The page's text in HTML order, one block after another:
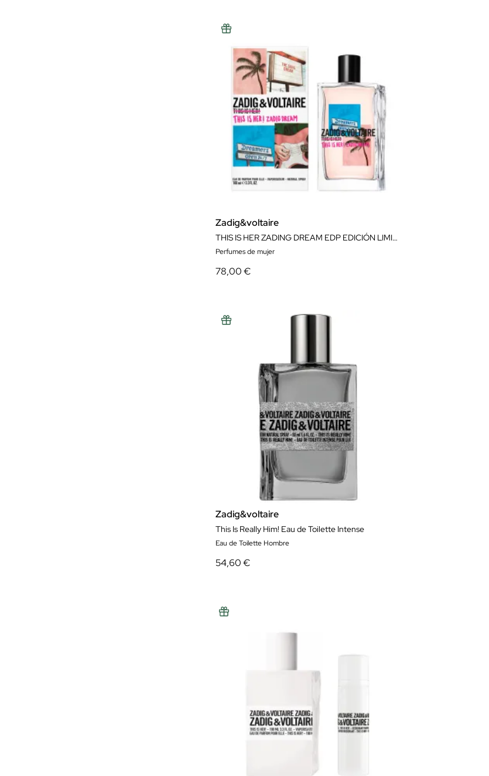
Zadig&voltaire
THIS IS HER ZADING DREAM EDP EDICIÓN LIMITADA
Perfumes de mujer
78,00 €
Zadig&voltaire
This Is Really Him! Eau de Toilette Intense
Eau de Toilette Hombre
54,60 €